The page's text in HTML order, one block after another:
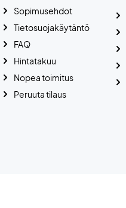
Sopimusehdot
Tietosuojakäytäntö
FAQ
Hintatakuu
Nopea toimitus
Peruuta tilaus